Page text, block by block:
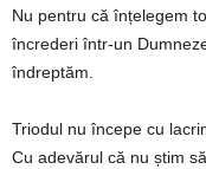
Nu pentru că înțelegem
încrederi într-un
îndreptăm.
Triodul nu începe cu
Cu adevărul că nu știm